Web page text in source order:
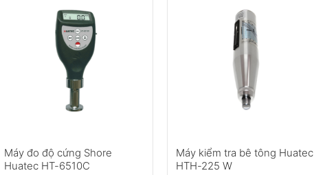
Máy đo độ cứng Shore
Huatec HT-6510C
Máy kiểm tra bê tông Huatec
HTH-225 W